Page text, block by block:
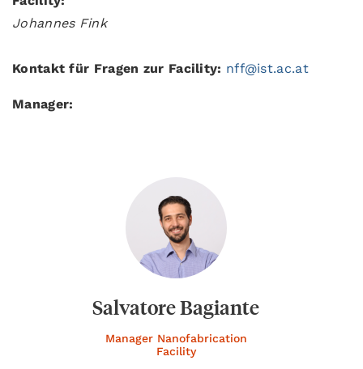
Johannes Fink
Kontakt für Fragen zur Facility: nff@ist.ac.at
Manager:
Salvatore Bagiante
Manager Nanofabrication
Facility